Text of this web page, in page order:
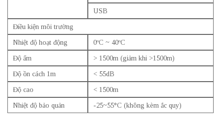
USB
Điều kiện môi trường
Nhiệt độ hoạt động
0ºC ~ 40ºC
Độ ẩm
> 1500m (giảm khi >1500m)
Độ ồn cách 1m
< 55dB
Độ cao
< 1500m
Nhiệt độ bảo quản
-25~55°C (không kèm ắc quy)